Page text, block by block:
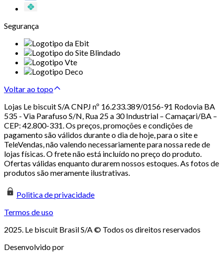
Segurança
Voltar ao topo
Lojas Le biscuit S/A CNPJ nº 16.233.389/0156-91 Rodovia BA
535 - Via Parafuso S/N, Rua 25 a 30 Industrial – Camaçari/BA –
CEP: 42.800-331. Os preços, promoções e condições de
pagamento são válidos durante o dia de hoje, para o site e
TeleVendas, não valendo necessariamente para nossa rede de
lojas físicas. O frete não está incluído no preço do produto.
Ofertas válidas enquanto durarem nossos estoques. As fotos de
produtos são meramente ilustrativas.
Politica de privacidade
Termos de uso
2025. Le biscuit Brasil S/A © Todos os direitos reservados
Desenvolvido por